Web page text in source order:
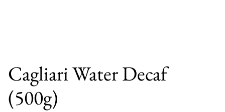
Cagliari Water Decaf
(500g)